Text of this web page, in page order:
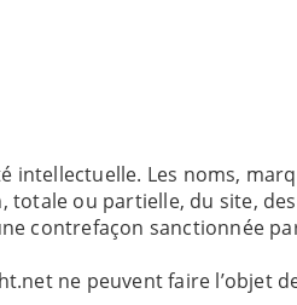
intellectuelle. Les noms,
totale ou partielle, du site, des
contrefaçon sanctionnée
ne peuvent faire l’objet